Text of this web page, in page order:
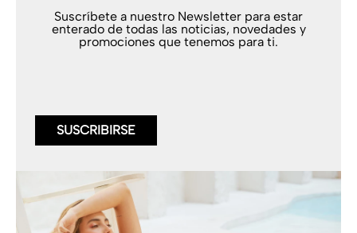
Suscríbete a nuestro Newsletter para estar
enterado de todas las noticias, novedades y
promociones que tenemos para ti.
SUSCRIBIRSE